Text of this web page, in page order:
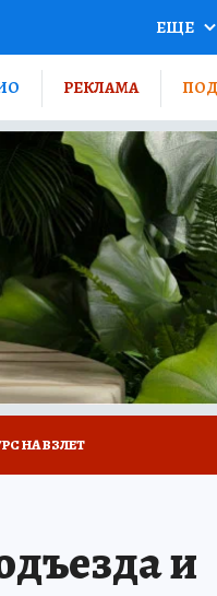
ВСЕ О КП
ЕЩЕ
РЕКЛАМА
НА ВЗЛЕТ
и